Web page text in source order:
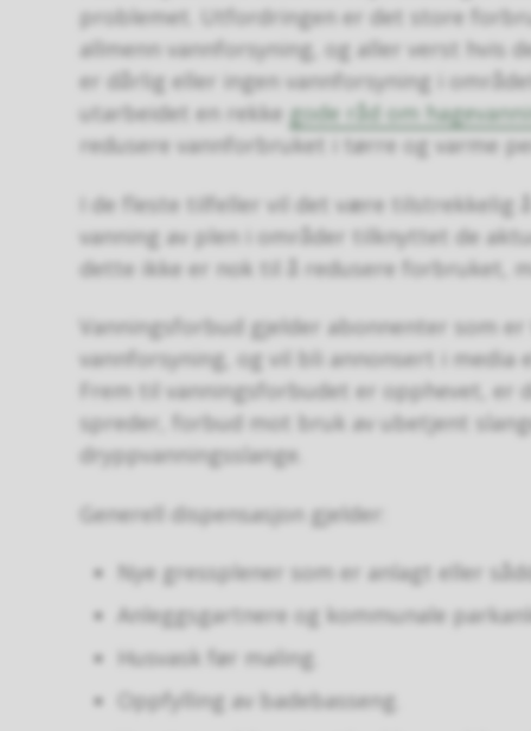
problemet. Utfordringen er det store
allmenn vannforsyning, og aller verst hvis
er dårlig eller ingen vannforsyning i
utarbeidet en rekkegode råd om
redusere vannforbruket i tørre og varme
I de fleste tilfeller vil det være tilstrekkelig
vanning av plen i områder tilknyttet de
dette ikke er nok til å redusere forbruket,
Vanningsforbud gjelder abonnenter som
vannforsyning, og vil bli annonsert i media
Frem til vanningsforbudet er opphevet, er
spreder, forbud mot bruk av ubetjent
dryppvanningsslange.
Generell dispensasjon gjelder:
Nye gressplener som er anlagt eller
Anleggsgartnere og kommunale
Husvask før maling.
Oppfylling av badebasseng.